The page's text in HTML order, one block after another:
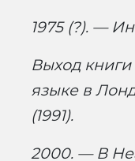
1975 (?). —
Выход
языке в
(1991).
2000. — В